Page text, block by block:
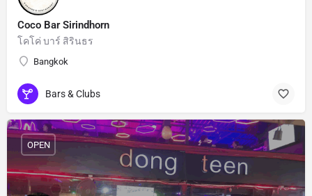
Coco Bar Sirindhorn
โคโค่ บาร์ สิรินธร
Bangkok
Bars & Clubs
OPEN